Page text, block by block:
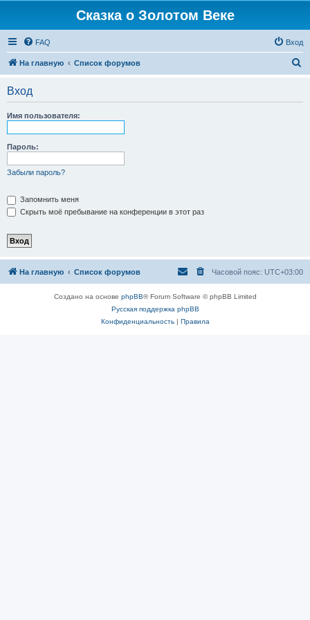
Сказка о Золотом Веке
FAQ Вход
На главную Список форумов
Вход
Имя пользователя:
Пароль:
Забыли пароль?
Запомнить меня
Скрыть моё пребывание на конференции в этот раз
На главную Список форумов Часовой пояс: UTC+03:00
Создано на основе phpBB® Forum Software © phpBB Limited
Русская поддержка phpBB
Конфиденциальность| Правила